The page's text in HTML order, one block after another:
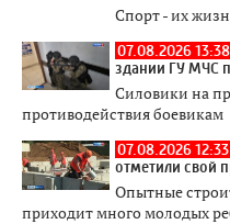
Спорт - их
07.08.2026 13:38
здании ГУ МЧС
Силовики на
противодействия боевикам
07.08.2026 12:33
отметили свой
Опытные
приходит много молодых